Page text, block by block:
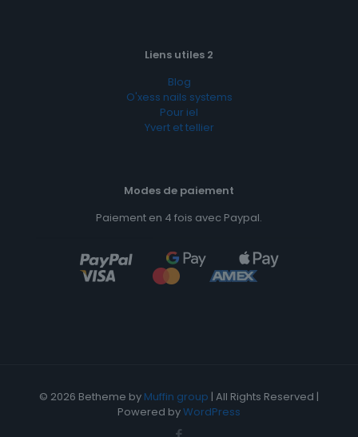
Liens utiles 2
Blog
O'xess nails systems
Pour iel
Yvert et tellier
Modes de paiement
Paiement en 4 fois avec Paypal.
© 2026 Betheme by Muffin group | All Rights Reserved |
Powered byWordPress